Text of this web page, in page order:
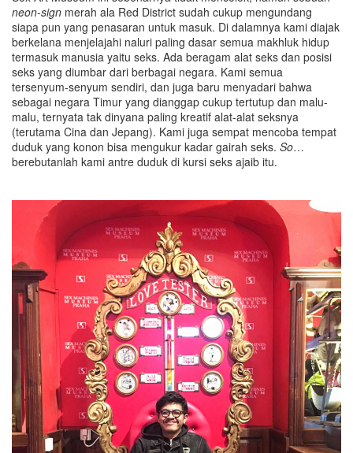
neon-sign merah ala Red District sudah cukup mengundang
siapa pun yang penasaran untuk masuk. Di dalamnya kami diajak
berkelana menjelajahi naluri paling dasar semua makhluk hidup
termasuk manusia yaitu seks. Ada beragam alat seks dan posisi
seks yang diumbar dari berbagai negara. Kami semua
tersenyum-senyum sendiri, dan juga baru menyadari bahwa
sebagai negara Timur yang dianggap cukup tertutup dan malu-
malu, ternyata tak dinyana paling kreatif alat-alat seksnya
(terutama Cina dan Jepang). Kami juga sempat mencoba tempat
duduk yang konon bisa mengukur kadar gairah seks. So…
berebutanlah kami antre duduk di kursi seks ajaib itu.